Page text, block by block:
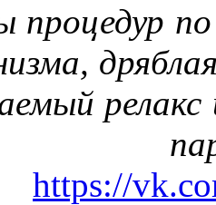
процедур
https://